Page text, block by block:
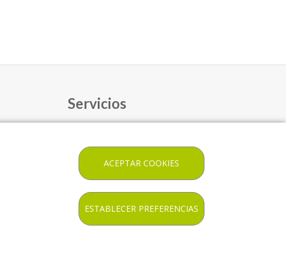
Servicios
ALQUILER
ESPACIO LLORET SALUT
ACEPTAR COOKIES
ESTABLECER PREFERENCIAS